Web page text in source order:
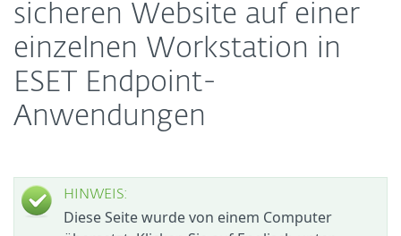
sicheren Website auf einer
einzelnen Workstation in
ESET Endpoint-
Anwendungen
HINWEIS:
Diese Seite wurde von einem Computer